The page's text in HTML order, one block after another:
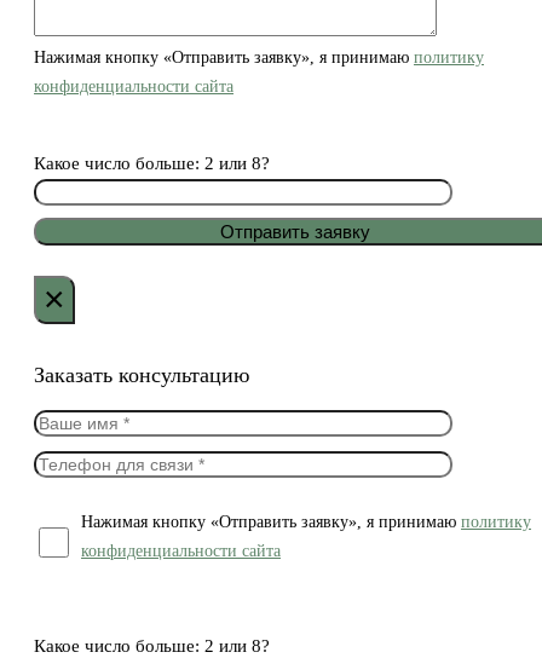
Нажимая кнопку «Отправить заявку», я принимаю политику
конфиденциальности сайта
Какое число больше: 2 или 8?
×
Заказать консультацию
Нажимая кнопку «Отправить заявку», я принимаю политику
конфиденциальности сайта
Какое число больше: 2 или 8?